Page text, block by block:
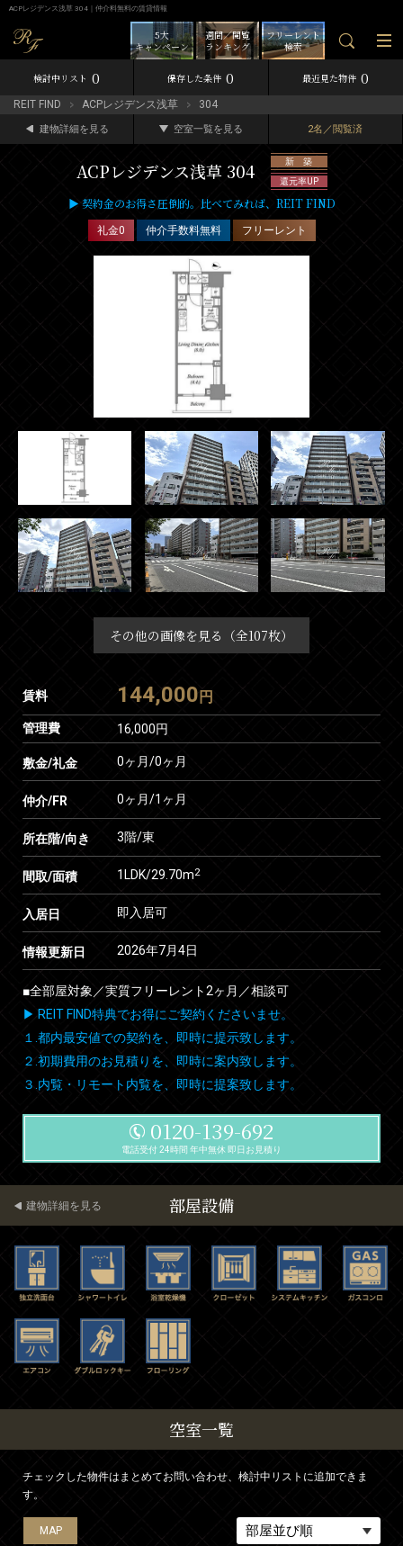
ACPレジデンス浅草 304｜仲介料無料の賃貸情報
フリーレント
検索
週間／閲覧
ランキング
5大
キャンペーン
検討中リスト 0 保存した条件 0 最近見た物件 0
REIT FIND ACPレジデンス浅草 304
建物詳細を見る 空室一覧を見る 2名／閲覧済
ACPレジデンス浅草 304
新 築
還元率UP
▶ 契約金のお得さ圧倒的。比べてみれば、REIT FIND
礼金0 仲介手数料無料 フリーレント
その他の画像を見る（全107枚）
賃料 144,000 円
管理費 16,000円
敷金/礼金 0ヶ月/0ヶ月
仲介/FR 0ヶ月/1ヶ月
所在階/向き 3階/東
間取/面積 1LDK/29.70m2
入居日 即入居可
情報更新日 2026年7月4日
■全部屋対象／実質フリーレント2ヶ月／相談可
▶ REIT FIND特典でお得にご契約くださいませ。
１.都内最安値での契約を、即時に提示致します。
２.初期費用のお見積りを、即時に案内致します。
３.内覧・リモート内覧を、即時に提案致します。
0120-139-692
電話受付 24時間 年中無休 即日お見積り
部屋設備
建物詳細を見る
空室一覧
チェックした物件はまとめてお問い合わせ、検討中リストに追加できま
す。
MAP
MAP
MAP
MAP
MAP
MAP
MAP
MAP
MAP
MAP
MAP
MAP
MAP
MAP
MAP
MAP
MAP
MAP
MAP
MAP
MAP
MAP
MAP